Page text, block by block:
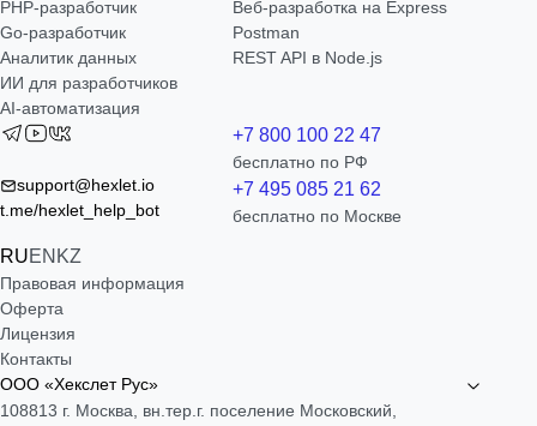
РНР-разработчик
Go-разработчик
Аналитик данных
ИИ для разработчиков
AI-автоматизация
Веб-разработка на Express
Postman
REST API в Node.js
support@hexlet.io
t.me/hexlet_help_bot
RUEN KZ
+7 800 100 22 47
бесплатно по РФ
+7 495 085 21 62
бесплатно по Москве
Правовая информация
Оферта
Лицензия
Контакты
ООО «Хекслет Рус»
108813 г. Москва, вн.тер.г. поселение Московский,